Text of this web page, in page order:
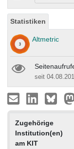
Statistiken
Altmetric
seit
Zugehörige
Institution(en)
am KIT